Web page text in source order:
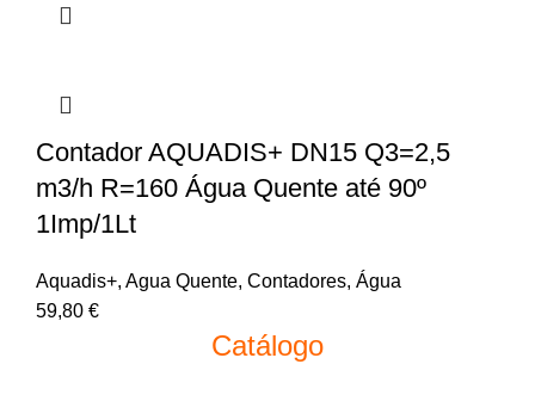
Contador AQUADIS+ DN15 Q3=2,5
m3/h R=160 Água Quente até 90º
1Imp/1Lt
Aquadis+, Agua Quente, Contadores, Água
59,80 €
Catálogo